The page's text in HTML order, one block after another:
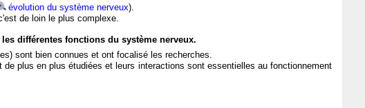
évolution du système nerveux).
de loin le plus complexe.
les différentes fonctions du système nerveux.
sont bien connues et ont focalisé les recherches.
plus en plus étudiées et leurs interactions sont essentielles au fonctionnement